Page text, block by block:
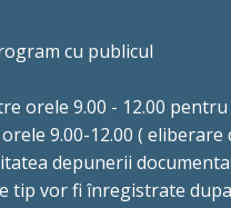
cu publicul
orele 9.00 - 12.00
9.00-12.00 ( eliberare
depunerii
tip vor fi înregistrate